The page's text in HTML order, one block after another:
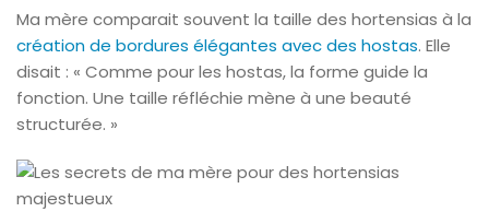
Ma mère comparait souvent la taille des hortensias à la
création de bordures élégantes avec des hostas. Elle
disait : « Comme pour les hostas, la forme guide la
fonction. Une taille réfléchie mène à une beauté
structurée. »